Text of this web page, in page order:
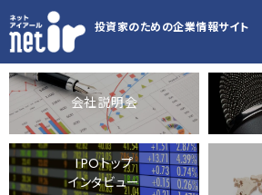
投資家のための企業情報サイト
会社説明会
IPOトップ
インタビュー